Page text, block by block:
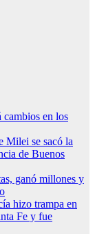
en los
Milei se sacó la
de Buenos
ganó millones y
hizo trampa en
Fe y fue